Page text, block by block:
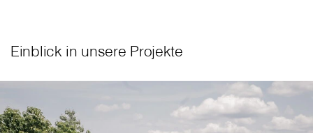
Einblick in unsere Projekte